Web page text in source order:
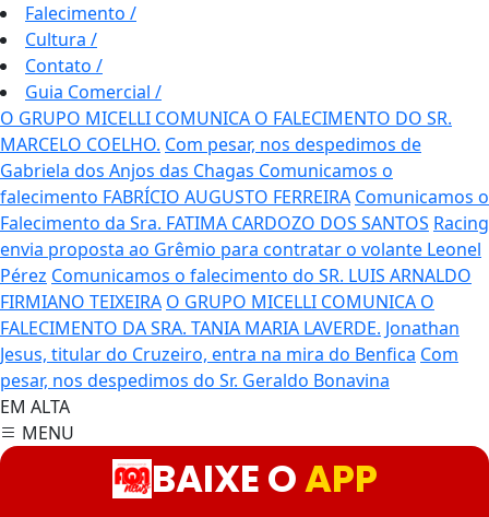
Falecimento /
Cultura /
Contato /
Guia Comercial /
O GRUPO MICELLI COMUNICA O FALECIMENTO DO SR.
MARCELO COELHO. Com pesar, nos despedimos de
Gabriela dos Anjos das Chagas Comunicamos o
falecimento FABRÍCIO AUGUSTO FERREIRA Comunicamos o
Falecimento da Sra. FATIMA CARDOZO DOS SANTOS Racing
envia proposta ao Grêmio para contratar o volante Leonel
Pérez Comunicamos o falecimento do SR. LUIS ARNALDO
FIRMIANO TEIXEIRA O GRUPO MICELLI COMUNICA O
FALECIMENTO DA SRA. TANIA MARIA LAVERDE. Jonathan
Jesus, titular do Cruzeiro, entra na mira do Benfica Com
pesar, nos despedimos do Sr. Geraldo Bonavina
EM ALTA
MENU
BAIXE OAPP